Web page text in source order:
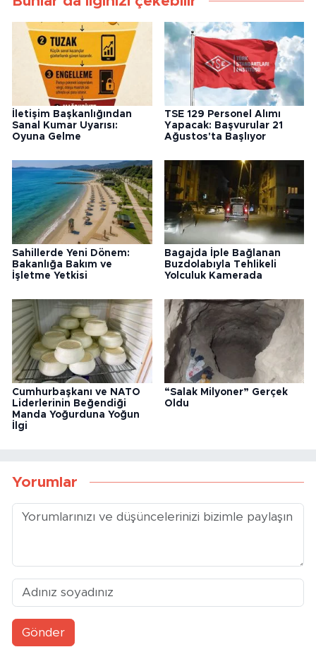
İletişim Başkanlığından
Sanal Kumar Uyarısı:
Oyuna Gelme
TSE 129 Personel Alımı
Yapacak: Başvurular 21
Ağustos'ta Başlıyor
Sahillerde Yeni Dönem:
Bakanlığa Bakım ve
İşletme Yetkisi
Bagajda İple Bağlanan
Buzdolabıyla Tehlikeli
Yolculuk Kamerada
Cumhurbaşkanı ve NATO
Liderlerinin Beğendiği
Manda Yoğurduna Yoğun
İlgi
“Salak Milyoner” Gerçek
Oldu
Yorumlar
Gönder